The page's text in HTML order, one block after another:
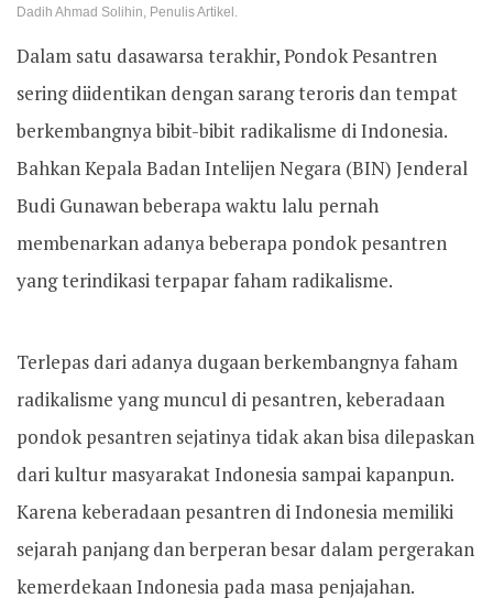
Dadih Ahmad Solihin, Penulis Artikel.
Dalam satu dasawarsa terakhir, Pondok Pesantren
sering diidentikan dengan sarang teroris dan tempat
berkembangnya bibit-bibit radikalisme di Indonesia.
Bahkan Kepala Badan Intelijen Negara (BIN) Jenderal
Budi Gunawan beberapa waktu lalu pernah
membenarkan adanya beberapa pondok pesantren
yang terindikasi terpapar faham radikalisme.
Terlepas dari adanya dugaan berkembangnya faham
radikalisme yang muncul di pesantren, keberadaan
pondok pesantren sejatinya tidak akan bisa dilepaskan
dari kultur masyarakat Indonesia sampai kapanpun.
Karena keberadaan pesantren di Indonesia memiliki
sejarah panjang dan berperan besar dalam pergerakan
kemerdekaan Indonesia pada masa penjajahan.